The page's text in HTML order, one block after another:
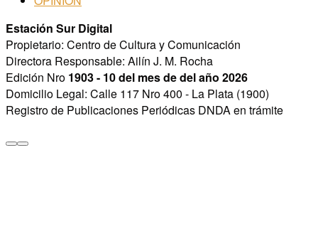
Estación Sur Digital
Propietario: Centro de Cultura y Comunicación
Directora Responsable: Ailín J. M. Rocha
Edición Nro 1903 - 10 del mes de del año 2026
Domicilio Legal: Calle 117 Nro 400 - La Plata (1900)
Registro de Publicaciones Periódicas DNDA en trámite